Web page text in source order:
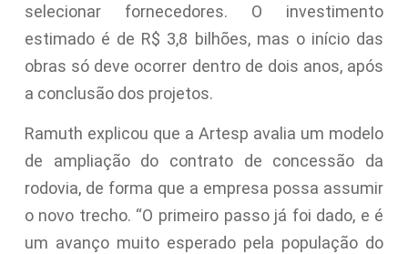
selecionar fornecedores. O investimento
estimado é de R$ 3,8 bilhões, mas o início das
obras só deve ocorrer dentro de dois anos, após
a conclusão dos projetos.
Ramuth explicou que a Artesp avalia um modelo
de ampliação do contrato de concessão da
rodovia, de forma que a empresa possa assumir
o novo trecho. “O primeiro passo já foi dado, e é
um avanço muito esperado pela população do